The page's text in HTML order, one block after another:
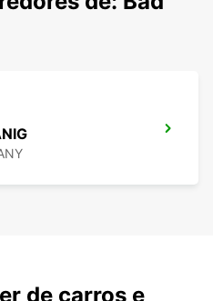
de carros e